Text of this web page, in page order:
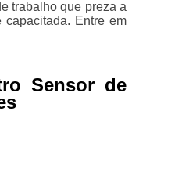
trabalho que preza a
Entre em
Sensor de